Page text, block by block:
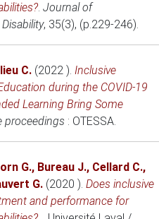
. Journal of
, 35(3), (p.229-246).
C. (2022 ). Inclusive
during the COVID-19
Learning Bring Some
proceedings : OTESSA.
G., Bureau J., Cellard C.,
G. (2020 ). Does inclusive
and performance for